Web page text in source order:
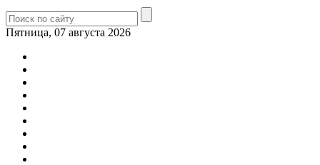
Пятница, 07 августа 2026